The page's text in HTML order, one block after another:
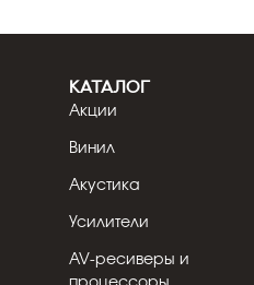
КАТАЛОГ
Акции
Винил
Акустика
Усилители
AV-ресиверы и